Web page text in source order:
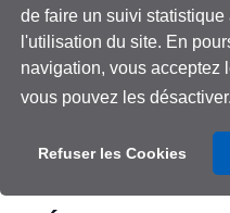
de faire un suivi statistique
l'utilisation du site. En
navigation, vous acceptez
vous pouvez les désactiver.
Refuser les Cookies